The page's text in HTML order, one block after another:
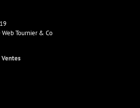
Tournier & Co